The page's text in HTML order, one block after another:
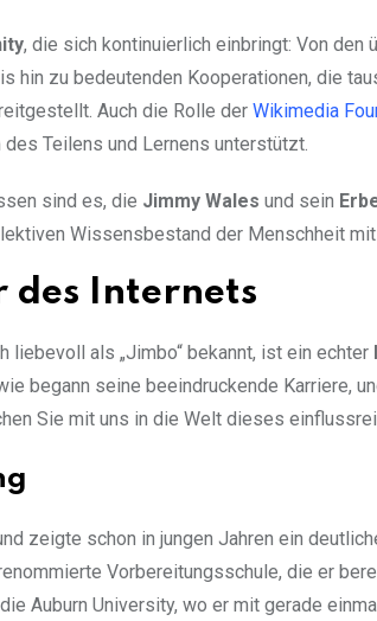
, die sich kontinuierlich einbringt: Von den
hin zu bedeutenden Kooperationen, die
Auch die Rolle der Wikimedia
Teilens und Lernens unterstützt.
sind es, die Jimmy Wales und sein
Wissensbestand der Menschheit
des Internets
liebevoll als „Jimbo“ bekannt, ist ein echter
begann seine beeindruckende Karriere,
Sie mit uns in die Welt dieses
zeigte schon in jungen Jahren ein
Vorbereitungsschule, die er
Auburn University, wo er mit gerade